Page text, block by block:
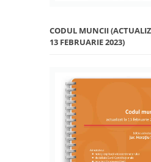
CODUL MUNCII
13 FEBRUARIE 2023)